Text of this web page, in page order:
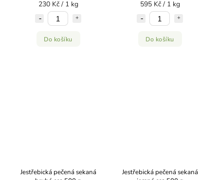
230 Kč / 1 kg
Do košíku
595 Kč / 1 kg
Do košíku
Jestřebická pečená sekaná
Jestřebická pečená sekaná